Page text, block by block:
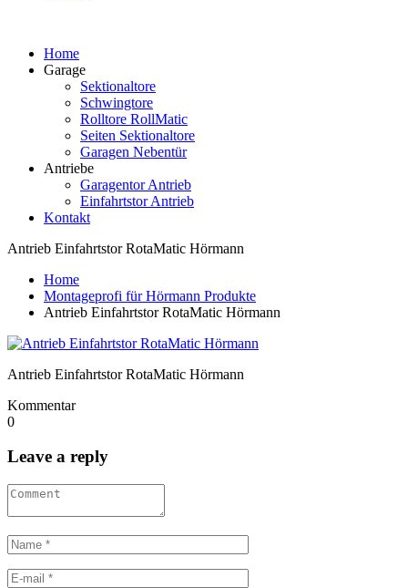
Home
Garage
Sektionaltore
Schwingtore
Rolltore RollMatic
Seiten Sektionaltore
Garagen Nebentür
Antriebe
Garagentor Antrieb
Einfahrtstor Antrieb
Kontakt
Antrieb Einfahrtstor RotaMatic Hörmann
Home
Montageprofi für Hörmann Produkte
Antrieb Einfahrtstor RotaMatic Hörmann
Antrieb Einfahrtstor RotaMatic Hörmann
Kommentar
0
Leave a reply